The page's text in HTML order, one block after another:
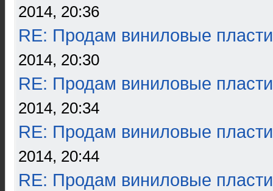
2014, 20:36
RE: Продам виниловые
2014, 20:30
RE: Продам виниловые
2014, 20:34
RE: Продам виниловые
2014, 20:44
RE: Продам виниловые